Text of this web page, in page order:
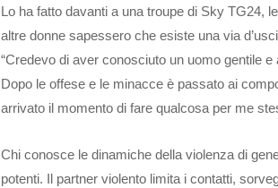
Lo ha fatto davanti a una troupe di Sky TG24,
altre donne sapessero che esiste una via
“Credevo di aver conosciuto un uomo gentile
Dopo le offese e le minacce è passato ai
arrivato il momento di fare qualcosa per me
Chi conosce le dinamiche della violenza di
potenti. Il partner violento limita i contatti,